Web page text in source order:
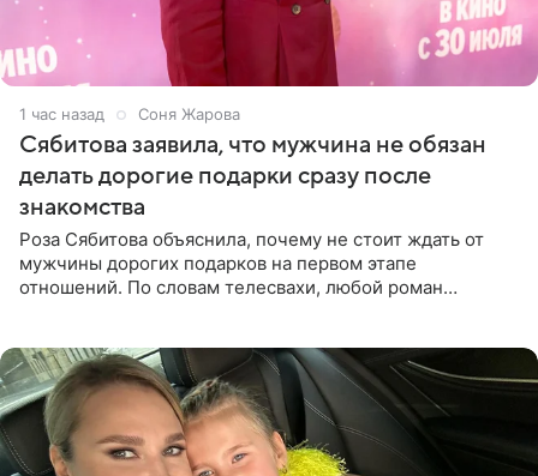
1 час назад Соня Жарова
Сябитова заявила, что мужчина не обязан
делать дорогие подарки сразу после
знакомства
Роза Сябитова объяснила, почему не стоит ждать от
мужчины дорогих подарков на первом этапе
отношений. По словам телесвахи, любой роман